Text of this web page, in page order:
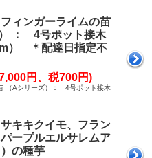
フィンガーライムの苗
） ： 4号ポット接木
） ＊配達日指定不
円、税700円)
（Aシリーズ）： 4号ポット接木
キキクイモ、フラン
ープルエルサレムア
の種芋